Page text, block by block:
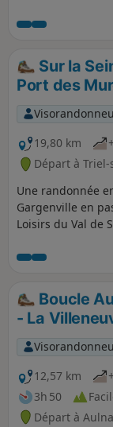
de l'Oise et de la
barré dans les
risques signalés
plutot prendre le
traverser d'Est en
deux croix
Sur la
Port des
19,80 km
Départ à Triel-
Une randonnée
Gargenville en
Loisirs du Val de
parcours.
Boucle
- La
12,57 km
3h 50
Départ à